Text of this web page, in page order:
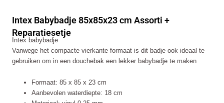
Assorti
+
Reparatiesetje
aantal
Intex Babybadje 85x85x23 cm Assorti +
Reparatiesetje
Intex babybadje
Vanwege het compacte vierkante formaat is dit badje ook ideaal te
gebruiken om in een douchebak een lekker babybadje te maken
Formaat: 85 x 85 x 23 cm
Aanbevolen waterdiepte: 18 cm